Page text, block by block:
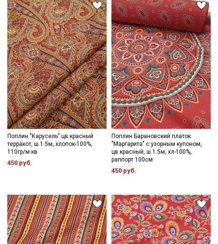
Поплин "Карусель" цв.красный
терракот, ш.1.5м, хлопок-100%,
110гр/м.кв
450 руб.
Поплин Барановский платок
"Маргарита" с узорным купоном,
цв.красный, ш.1.5м, хл-100%,
раппорт 100см
450 руб.